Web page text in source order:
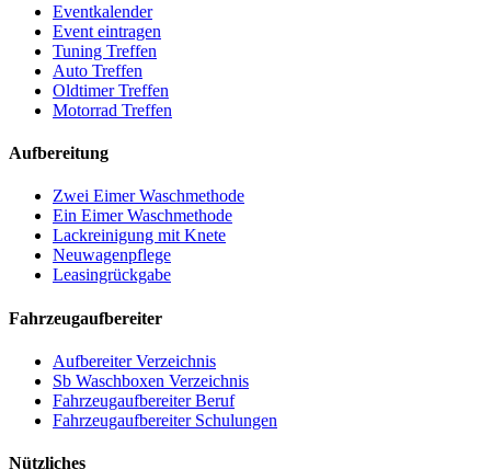
Eventkalender
Event eintragen
Tuning Treffen
Auto Treffen
Oldtimer Treffen
Motorrad Treffen
Aufbereitung
Zwei Eimer Waschmethode
Ein Eimer Waschmethode
Lackreinigung mit Knete
Neuwagenpflege
Leasingrückgabe
Fahrzeugaufbereiter
Aufbereiter Verzeichnis
Sb Waschboxen Verzeichnis
Fahrzeugaufbereiter Beruf
Fahrzeugaufbereiter Schulungen
Nützliches